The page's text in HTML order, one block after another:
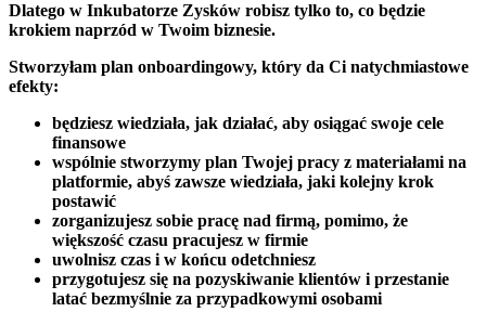
Dlatego w Inkubatorze Zysków robisz tylko to, co będzie
krokiem naprzód w Twoim biznesie.
Stworzyłam plan onboardingowy, który da Ci natychmiastowe
efekty:
będziesz wiedziała, jak działać, aby osiągać swoje cele
finansowe
wspólnie stworzymy plan Twojej pracy z materiałami na
platformie, abyś zawsze wiedziała, jaki kolejny krok
postawić
zorganizujesz sobie pracę nad firmą, pomimo, że
większość czasu pracujesz w firmie
uwolnisz czas i w końcu odetchniesz
przygotujesz się na pozyskiwanie klientów i przestanie
latać bezmyślnie za przypadkowymi osobami